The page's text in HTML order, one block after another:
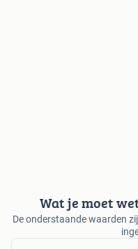
Wat je moet
De onderstaande waarden